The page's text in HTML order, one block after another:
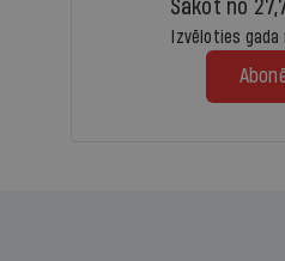
Sākot no
Izvēloties gada